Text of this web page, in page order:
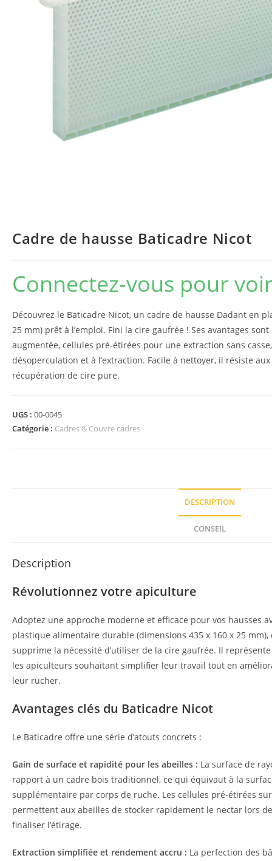
Cadre de hausse Baticadre Nicot
Connectez-vous pour
Découvrez le Baticadre Nicot, un cadre de hausse Dadant en
25 mm) prêt à l’emploi. Fini la cire gaufrée ! Ses avantages
augmentée, cellules pré-étirées pour une extraction sans
désoperculation et à l’extraction. Facile à nettoyer, il résiste
récupération de cire pure.
UGS : 00-0045
Catégorie : Cadres & Couvre cadres
DESCRIPTION
CONSEIL
Description
Révolutionnez votre apiculture
Adoptez une approche moderne et efficace pour vos hausses
plastique alimentaire durable (dimensions 435 x 160 x 25 mm),
supprime la nécessité d’utiliser de la cire gaufrée. Il
les apiculteurs souhaitant simplifier leur travail tout en
leur rucher.
Avantages clés du Baticadre Nicot
Le Baticadre offre une série d’atouts concrets :
Gain de surface et rapidité pour les abeilles : La surface de
rapport à un cadre bois traditionnel, ce qui équivaut à la
supplémentaire par corps de ruche. Les cellules pré-étirées
permettent aux abeilles de stocker rapidement le nectar lors
finaliser l’étirage.
Extraction simplifiée et rendement accru : La perfection des